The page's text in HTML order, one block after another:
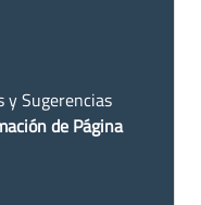
y Sugerencias
de Página